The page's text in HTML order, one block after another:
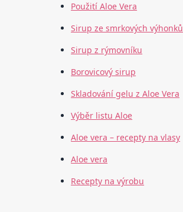
Použití Aloe Vera
Sirup ze smrkových výhonků
Sirup z rýmovníku
Borovicový sirup
Skladování gelu z Aloe Vera
Výběr listu Aloe
Aloe vera – recepty na vlasy
Aloe vera
Recepty na výrobu